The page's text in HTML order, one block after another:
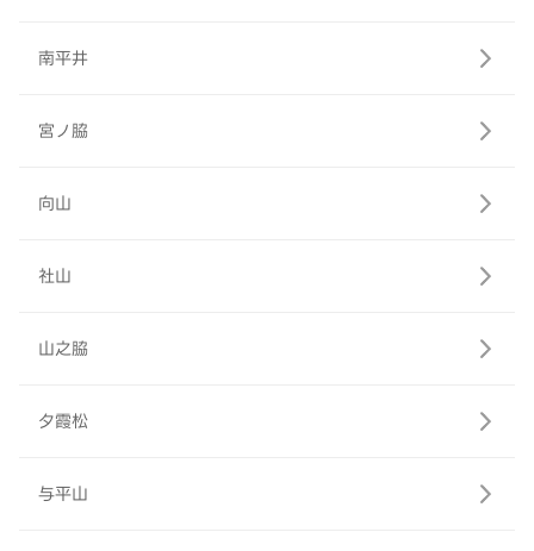
南平井
宮ノ脇
向山
社山
山之脇
夕霞松
与平山